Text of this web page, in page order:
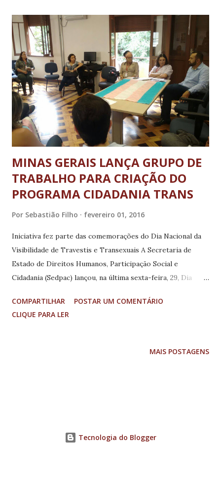
indireta e do sistema municipal de previdência. De acordo
com a administração do prefeito Toninho Andrada (PSB), o
gasto com pessoal no município é de R$ 10 milhões
mensais, incluindo as obrigações sociais e previdenciárias, e
o aporte de R$ 1 milhão ao Sistema de Previdência
Municipal (SIMPAS). Ainda de acordo com a prefeitura, o
reajuste representará um acréscimo de R$ 1,2 milhão
mensais ou R$ 14,4 milhões no ano. O Executivo ...
MINAS GERAIS LANÇA GRUPO DE
TRABALHO PARA CRIAÇÃO DO
PROGRAMA CIDADANIA TRANS
Por Sebastião Filho fevereiro 01, 2016
Iniciativa fez parte das comemorações do Dia Nacional da
Visibilidade de Travestis e Transexuais A Secretaria de
Estado de Direitos Humanos, Participação Social e
Cidadania (Sedpac) lançou, na última sexta-feira, 29, Dia
Grupo de Trabalho do Programa Cidadania Trans, que vai
fortalecer em Minas as atividades de inserção no mercado
claramente os dados estatísticos, como por exemplo,
COMPARTILHAR
POSTAR UM COMENTÁRIO
CLIQUE PARA LER
MAIS POSTAGENS
Tecnologia do Blogger